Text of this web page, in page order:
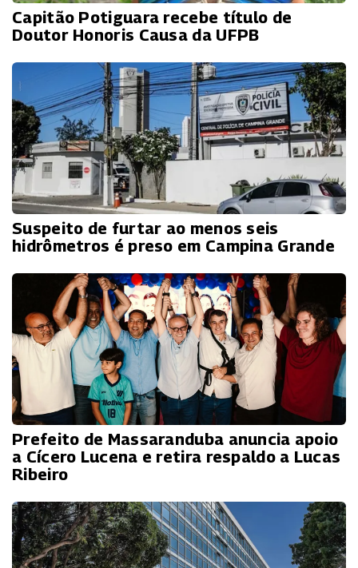
Capitão Potiguara recebe título de
Doutor Honoris Causa da UFPB
Suspeito de furtar ao menos seis
hidrômetros é preso em Campina Grande
Prefeito de Massaranduba anuncia apoio
a Cícero Lucena e retira respaldo a Lucas
Ribeiro